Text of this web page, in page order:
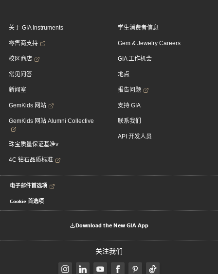
关于 GIA Instruments
零售商支持
校区商店
常见问答
新闻室
GemKids 网站
GemKids 网站 Alumni Collective
珠宝质量保证基准v
4C 钻石品质标准
学生消费者信息
Gem & Jewelry Careers
GIA 工作机会
地点
报告问题
支持 GIA
联系我们
API 开发人员
电子邮件首选项
Cookie 首选项
Download the New GIA App
关注我们